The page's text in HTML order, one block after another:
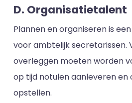
D. Organisatietalent
Plannen en organiseren is
voor ambtelijk secretarissen.
overleggen moeten worden
op tijd notulen aanleveren en
opstellen.